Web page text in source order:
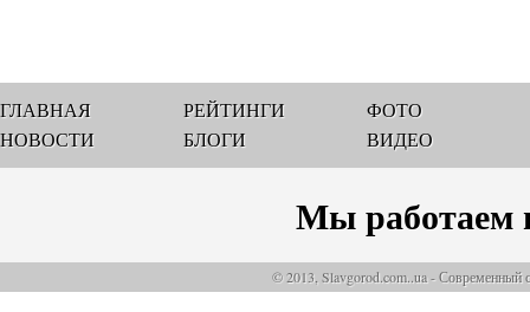
ГЛАВНАЯ
НОВОСТИ
РЕЙТИНГИ
БЛОГИ
ФОТО
ВИДЕО
Мы работаем
© 2013, Slavgorod.com..ua - Современный